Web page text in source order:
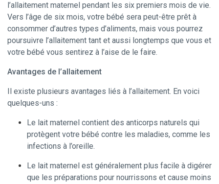
l’allaitement maternel pendant les six premiers mois de vie.
Vers l’âge de six mois, votre bébé sera peut-être prêt à
consommer d’autres types d’aliments, mais vous pourrez
poursuivre l’allaitement tant et aussi longtemps que vous et
votre bébé vous sentirez à l’aise de le faire.
Avantages de l’allaitement
Il existe plusieurs avantages liés à l’allaitement. En voici
quelques-uns :
Le lait maternel contient des anticorps naturels qui
protègent votre bébé contre les maladies, comme les
infections à l’oreille.
Le lait maternel est généralement plus facile à digérer
que les préparations pour nourrissons et cause moins